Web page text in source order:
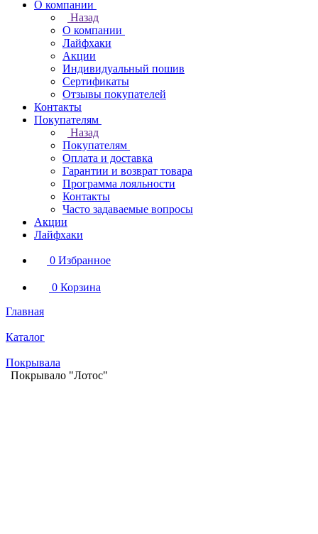
О компании
Назад
О компании
Лайфхаки
Акции
Индивидуальный пошив
Сертификаты
Отзывы покупателей
Контакты
Покупателям
Назад
Покупателям
Оплата и доставка
Гарантии и возврат товара
Программа лояльности
Контакты
Часто задаваемые вопросы
Акции
Лайфхаки
0 Избранное
0 Корзина
Главная
Каталог
Покрывала
Покрывало "Лотос"